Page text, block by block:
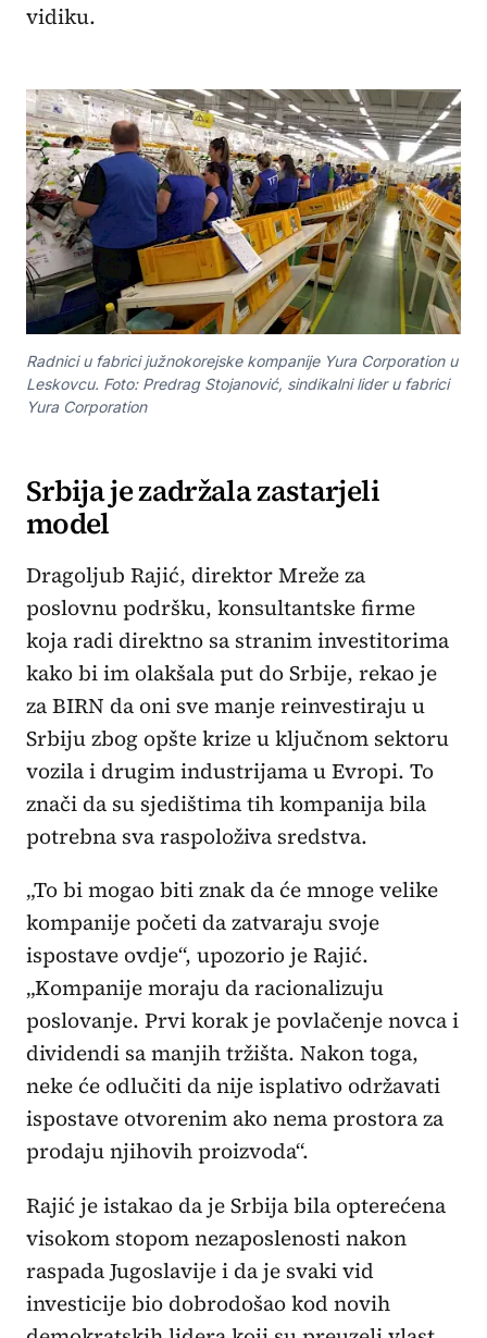
vidiku.
Radnici u fabrici južnokorejske kompanije Yura Corporation u
Leskovcu. Foto: Predrag Stojanović, sindikalni lider u fabrici
Yura Corporation
Srbija je zadržala zastarjeli
model
Dragoljub Rajić, direktor Mreže za
poslovnu podršku, konsultantske firme
koja radi direktno sa stranim investitorima
kako bi im olakšala put do Srbije, rekao je
za BIRN da oni sve manje reinvestiraju u
Srbiju zbog opšte krize u ključnom sektoru
vozila i drugim industrijama u Evropi. To
znači da su sjedištima tih kompanija bila
potrebna sva raspoloživa sredstva.
„To bi mogao biti znak da će mnoge velike
kompanije početi da zatvaraju svoje
ispostave ovdje“, upozorio je Rajić.
„Kompanije moraju da racionalizuju
poslovanje. Prvi korak je povlačenje novca i
dividendi sa manjih tržišta. Nakon toga,
neke će odlučiti da nije isplativo održavati
ispostave otvorenim ako nema prostora za
prodaju njihovih proizvoda“.
Rajić je istakao da je Srbija bila opterećena
visokom stopom nezaposlenosti nakon
raspada Jugoslavije i da je svaki vid
investicije bio dobrodošao kod novih